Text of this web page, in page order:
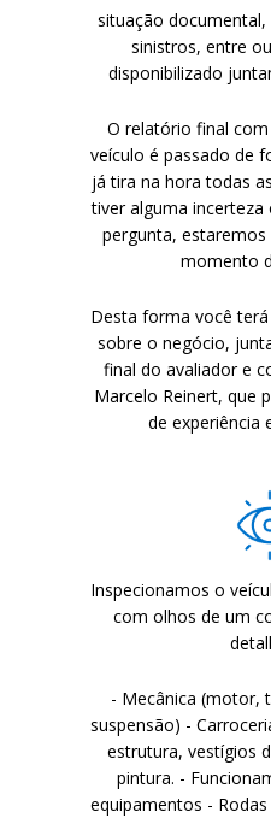
O
O
situação
sinistros, entre
disponibilizado
O relatório final
veículo é passado de
já tira na hora todas
tiver alguma incerteza
pergunta,
momento
Desta forma você
sobre o negócio,
final do avaliador e
Marcelo Reinert, que
de experiência
Inspecionamos o
com olhos de um
- Mecânica (motor,
suspensão) -
estrutura, vestígios
pintura. -
equipamentos -